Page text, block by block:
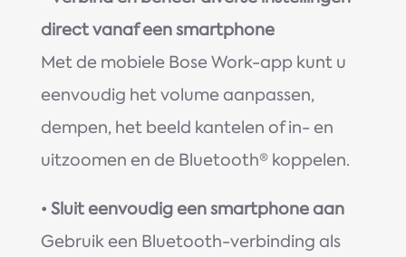
direct vanaf een smartphone
Met de mobiele Bose Work-app kunt u
eenvoudig het volume aanpassen,
dempen, het beeld kantelen of in- en
uitzoomen en de Bluetooth® koppelen.
• Sluit eenvoudig een smartphone aan
Gebruik een Bluetooth-verbinding als